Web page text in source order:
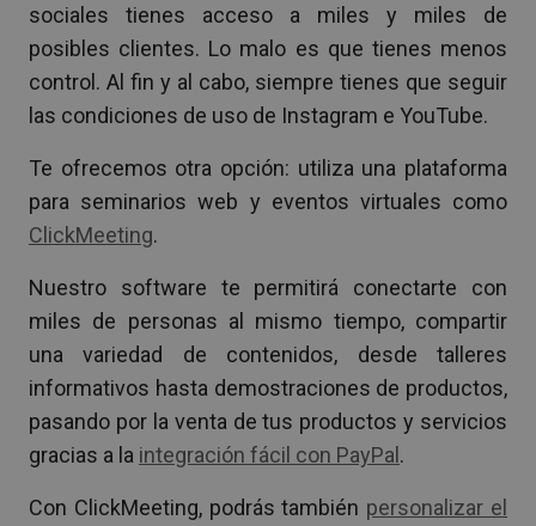
sociales tienes acceso a miles y miles de
posibles clientes. Lo malo es que tienes menos
control. Al fin y al cabo, siempre tienes que seguir
las condiciones de uso de Instagram e YouTube.
Te ofrecemos otra opción: utiliza una plataforma
para seminarios web y eventos virtuales como
ClickMeeting.
Nuestro software te permitirá conectarte con
miles de personas al mismo tiempo, compartir
una variedad de contenidos, desde talleres
informativos hasta demostraciones de productos,
pasando por la venta de tus productos y servicios
gracias a la integración fácil con PayPal .
Con ClickMeeting, podrás también personalizar el